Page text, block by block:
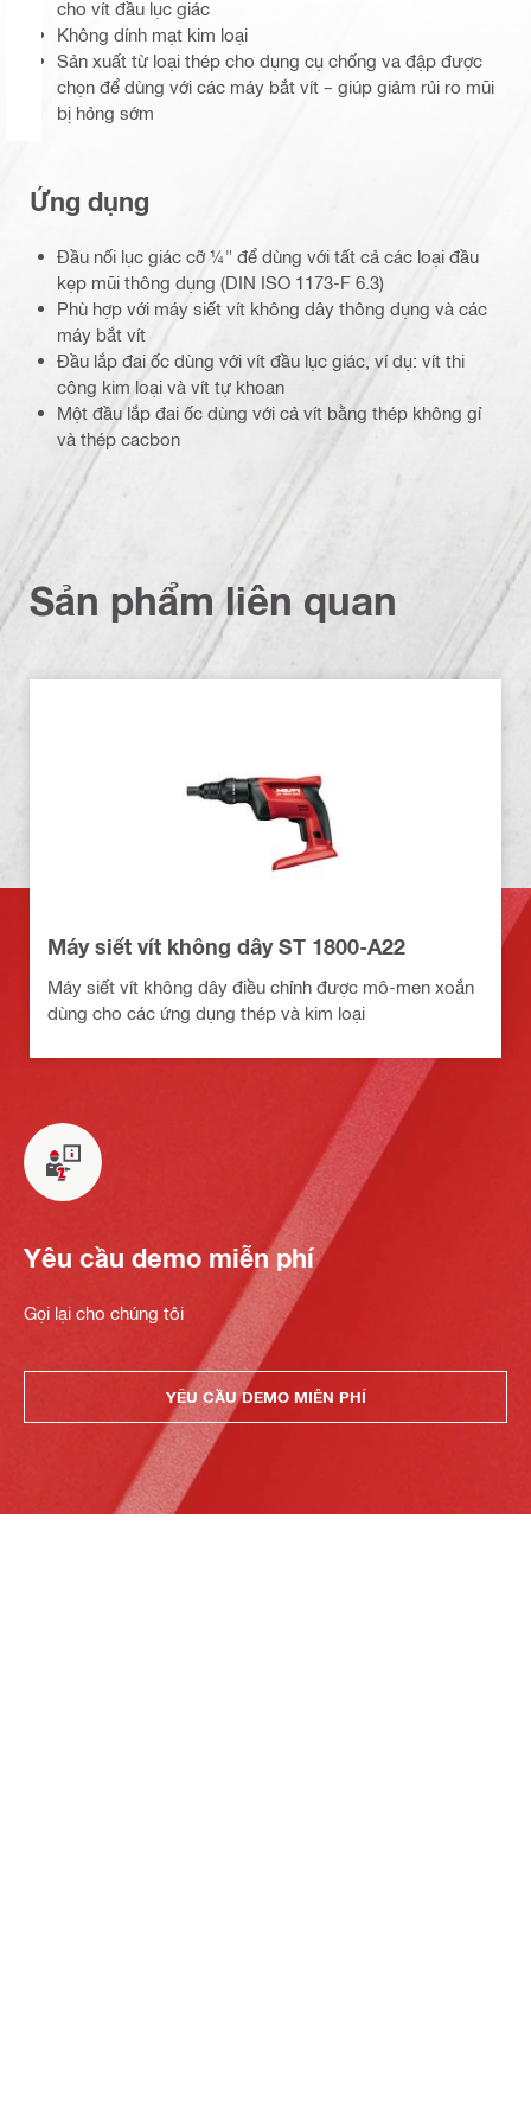
cho vít đầu lục giác
Không dính mạt kim loại
Sản xuất từ loại thép cho dụng cụ chống va đập được
chọn để dùng với các máy bắt vít – giúp giảm rủi ro mũi
bị hỏng sớm
Ứng dụng
Đầu nối lục giác cỡ ¼" để dùng với tất cả các loại đầu
kẹp mũi thông dụng (DIN ISO 1173-F 6.3)
Phù hợp với máy siết vít không dây thông dụng và các
máy bắt vít
Đầu lắp đai ốc dùng với vít đầu lục giác, ví dụ: vít thi
công kim loại và vít tự khoan
Một đầu lắp đai ốc dùng với cả vít bằng thép không gỉ
và thép cacbon
Sản phẩm liên quan
Máy siết vít không dây ST 1800-A22
Máy siết vít không dây điều chỉnh được mô-men xoắn
dùng cho các ứng dụng thép và kim loại
Yêu cầu demo miễn phí
Gọi lại cho chúng tôi
YÊU CẦU DEMO MIỄN PHÍ